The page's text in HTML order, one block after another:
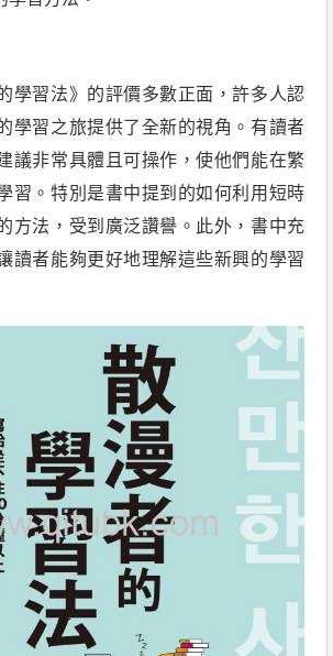
學習法》的評價多數正面，許多人認
學習之旅提供了全新的視角。有讀者
議非常具體且可操作，使他們能在繁
習。特別是書中提到的如何利用短時
方法，受到廣泛讚譽。此外，書中充
讀者能夠更好地理解這些新興的學習